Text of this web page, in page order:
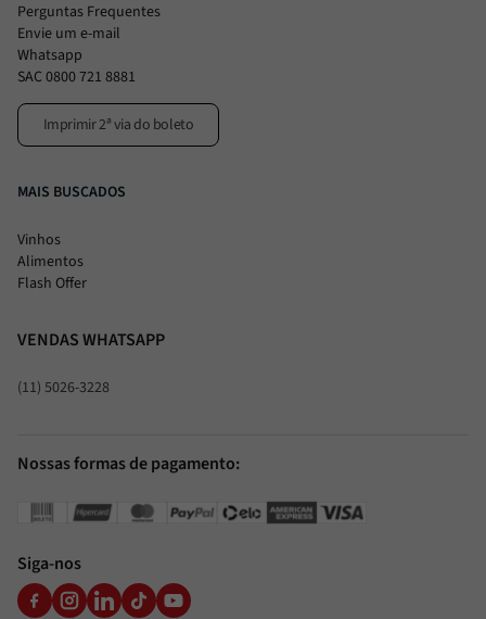
Perguntas Frequentes
Envie um e-mail
Whatsapp
SAC 0800 721 8881
Imprimir 2ª via do boleto
MAIS BUSCADOS
Vinhos
Alimentos
Flash Offer
VENDAS WHATSAPP
(11) 5026-3228
Nossas formas de pagamento:
Siga-nos